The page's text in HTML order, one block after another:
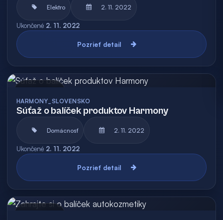
Elektro 2. 11. 2022
Ukončené 2. 11. 2022
Pozrieť detail
HARMONY_SLOVENSKO
Súťaž o balíček produktov Harmony
Domácnosť 2. 11. 2022
Ukončené 2. 11. 2022
Pozrieť detail